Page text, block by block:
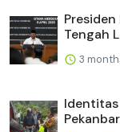
Tengah
3
Identitas